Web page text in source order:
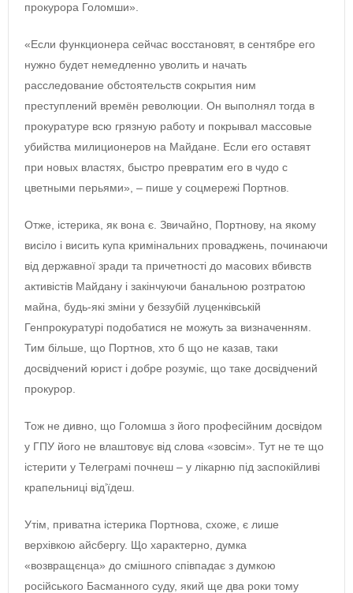
прокурора Голомши».
«Если функционера сейчас восстановят, в сентябре его
нужно будет немедленно уволить и начать
расследование обстоятельств сокрытия ним
преступлений времён революции. Он выполнял тогда в
прокуратуре всю грязную работу и покрывал массовые
убийства милиционеров на Майдане. Если его оставят
при новых властях, быстро превратим его в чудо с
цветными перьями», – пише у соцмережі Портнов.
Отже, істерика, як вона є. Звичайно, Портнову, на якому
висіло і висить купа кримінальних проваджень, починаючи
від державної зради та причетності до масових вбивств
активістів Майдану і закінчуючи банальною розтратою
майна, будь-які зміни у беззубій луценківській
Генпрокуратурі подобатися не можуть за визначенням.
Тим більше, що Портнов, хто б що не казав, таки
досвідчений юрист і добре розуміє, що таке досвідчений
прокурор.
Тож не дивно, що Голомша з його професійним досвідом
у ГПУ його не влаштовує від слова «зовсім». Тут не те що
істерити у Телеграмі почнеш – у лікарню під заспокійливі
крапельниці від’їдеш.
Утім, приватна істерика Портнова, схоже, є лише
верхівкою айсбергу. Що характерно, думка
«возвращєнца» до смішного співпадає з думкою
російського Басманного суду, який ще два роки тому